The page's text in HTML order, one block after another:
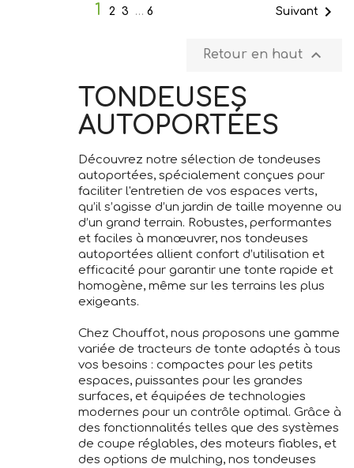
1 2 3 … 6 Suivant
Retour en haut 
TONDEUSES
AUTOPORTÉES
Découvrez notre sélection de tondeuses
autoportées, spécialement conçues pour
faciliter l'entretien de vos espaces verts,
qu’il s’agisse d’un jardin de taille moyenne ou
d’un grand terrain. Robustes, performantes
et faciles à manœuvrer, nos tondeuses
autoportées allient confort d’utilisation et
efficacité pour garantir une tonte rapide et
homogène, même sur les terrains les plus
exigeants.
Chez Chouffot, nous proposons une gamme
variée de tracteurs de tonte adaptés à tous
vos besoins : compactes pour les petits
espaces, puissantes pour les grandes
surfaces, et équipées de technologies
modernes pour un contrôle optimal. Grâce à
des fonctionnalités telles que des systèmes
de coupe réglables, des moteurs fiables, et
des options de mulching, nos tondeuses